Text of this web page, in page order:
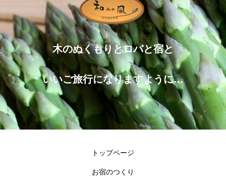
木のぬくもりとロバと宿と
いいご旅行になりますように…
トップページ
お宿のつくり